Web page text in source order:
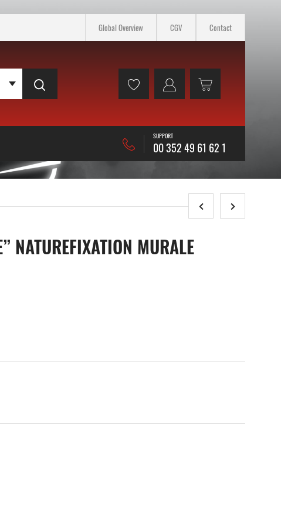
Global Overview CGV Contact
SUPPORT
00 352 49 61 62 1
MURALE